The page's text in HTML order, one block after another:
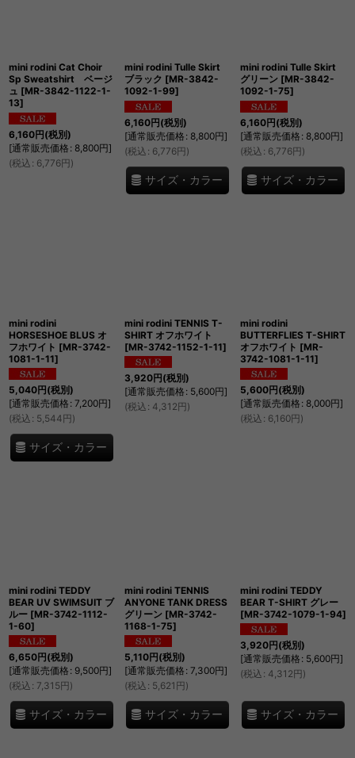
mini rodini Cat Choir
Sp Sweatshirt ベージ
ュ [MR-3842-1122-1-
13]
6,160円(税別)
[通常販売価格 : 8,800円]
(税込 : 6,776円)
mini rodini Tulle Skirt
ブラック [MR-3842-
1092-1-99]
6,160円(税別)
[通常販売価格 : 8,800円]
(税込 : 6,776円)
サイズ・カラー
mini rodini Tulle Skirt
グリーン [MR-3842-
1092-1-75]
6,160円(税別)
[通常販売価格 : 8,800円]
(税込 : 6,776円)
サイズ・カラー
mini rodini
HORSESHOE BLUS オ
フホワイト [MR-3742-
1081-1-11]
5,040円(税別)
[通常販売価格 : 7,200円]
(税込 : 5,544円)
サイズ・カラー
mini rodini TENNIS T-
SHIRT オフホワイト
[MR-3742-1152-1-11]
3,920円(税別)
[通常販売価格 : 5,600円]
(税込 : 4,312円)
mini rodini
BUTTERFLIES T-SHIRT
オフホワイト [MR-
3742-1081-1-11]
5,600円(税別)
[通常販売価格 : 8,000円]
(税込 : 6,160円)
mini rodini TEDDY
BEAR UV SWIMSUIT ブ
ルー [MR-3742-1112-
1-60]
6,650円(税別)
[通常販売価格 : 9,500円]
(税込 : 7,315円)
サイズ・カラー
mini rodini TENNIS
ANYONE TANK DRESS
グリーン [MR-3742-
1168-1-75]
5,110円(税別)
[通常販売価格 : 7,300円]
(税込 : 5,621 円)
サイズ・カラー
mini rodini TEDDY
BEAR T-SHIRT グレー
[MR-3742-1079-1-94]
3,920円(税別)
[通常販売価格 : 5,600円]
(税込 : 4,312円)
サイズ・カラー